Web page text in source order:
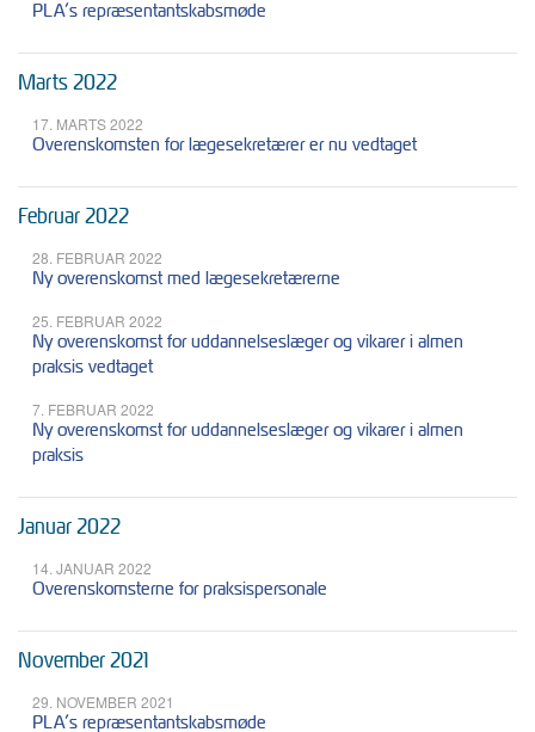
PLA’s repræsentantskabsmøde
Marts 2022
17. MARTS 2022
Overenskomsten for lægesekretærer er nu vedtaget
Februar 2022
28. FEBRUAR 2022
Ny overenskomst med lægesekretærerne
25. FEBRUAR 2022
Ny overenskomst for uddannelseslæger og vikarer i almen
praksis vedtaget
7. FEBRUAR 2022
Ny overenskomst for uddannelseslæger og vikarer i almen
praksis
Januar 2022
14. JANUAR 2022
Overenskomsterne for praksispersonale
November 2021
29. NOVEMBER 2021
PLA’s repræsentantskabsmøde